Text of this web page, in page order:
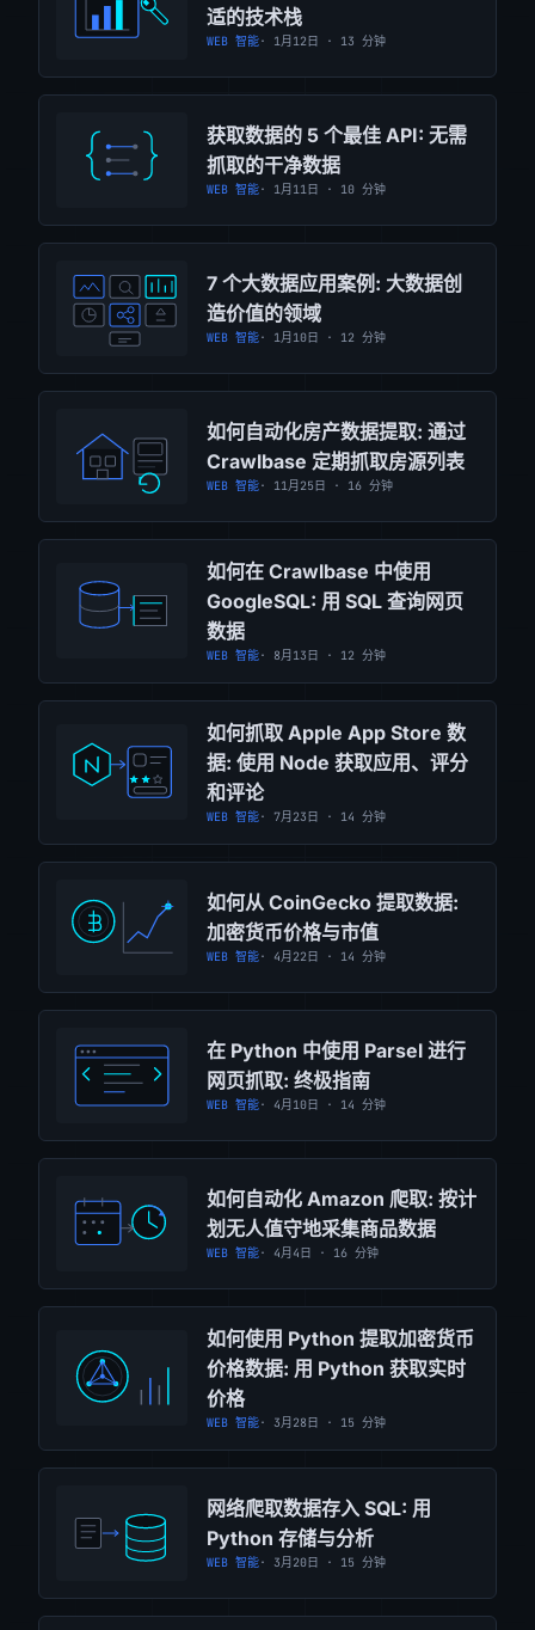
适的技术栈
WEB 智能· 1月12日 · 13 分钟
获取数据的 5 个最佳 API: 无需
抓取的干净数据
WEB 智能· 1月11日 · 10 分钟
7 个大数据应用案例: 大数据创
造价值的领域
WEB 智能· 1月10日 · 12 分钟
如何自动化房产数据提取: 通过
Crawlbase 定期抓取房源列表
WEB 智能· 11月25日 · 16 分钟
如何在 Crawlbase 中使用
GoogleSQL: 用 SQL 查询网页
数据
WEB 智能· 8月13日 · 12 分钟
如何抓取 Apple App Store 数
据: 使用 Node 获取应用、评分
和评论
WEB 智能· 7月23日 · 14 分钟
如何从 CoinGecko 提取数据:
加密货币价格与市值
WEB 智能· 4月22日 · 14 分钟
在 Python 中使用 Parsel 进行
网页抓取: 终极指南
WEB 智能· 4月10日 · 14 分钟
如何自动化 Amazon 爬取: 按计
划无人值守地采集商品数据
WEB 智能· 4月4日 · 16 分钟
如何使用 Python 提取加密货币
价格数据: 用 Python 获取实时
价格
WEB 智能· 3月28日 · 15 分钟
网络爬取数据存入 SQL: 用
Python 存储与分析
WEB 智能· 3月20日 · 15 分钟